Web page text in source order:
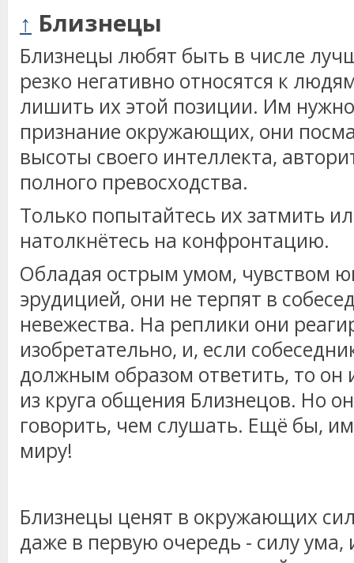
↑ Близнецы
Близнецы любят быть в числе
резко негативно относятся к
лишить их этой позиции. Им
признание окружающих, они
высоты своего интеллекта,
полного превосходства.
Только попытайтесь их затмить
натолкнётесь на конфронтацию.
Обладая острым умом, чувством
эрудицией, они не терпят в
невежества. На реплики они
изобретательно, и, если
должным образом ответить, то
из круга общения Близнецов. Но
говорить, чем слушать. Ещё бы, им
миру!
Близнецы ценят в окружающих
даже в первую очередь - силу ума,